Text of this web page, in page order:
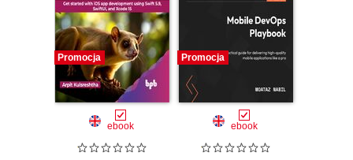
Promocja
ebook
Promocja
ebook